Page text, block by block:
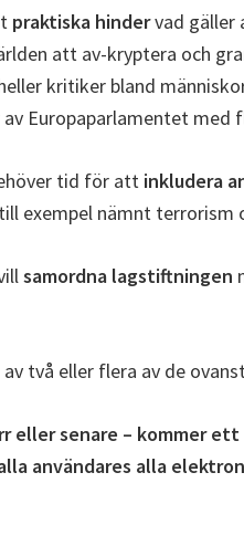
praktiska hindervad gäller
att av-kryptera och
kritiker bland
Europaparlamentet med
tid för att inkludera
exempel nämnt terrorism
samordna lagstiftningen
två eller flera av de
eller senare – kommer
användares alla